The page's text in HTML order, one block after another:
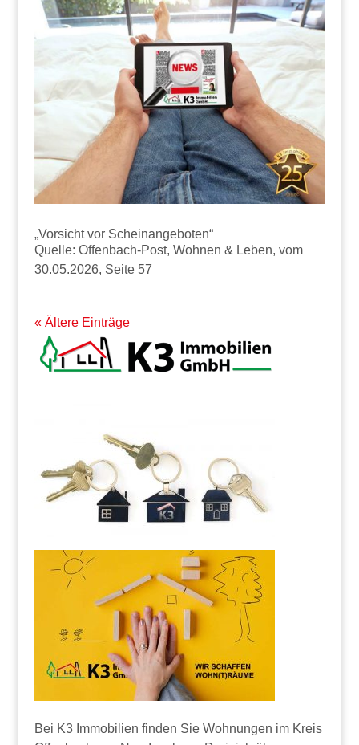
„Vorsicht vor Scheinangeboten“
Quelle: Offenbach-Post, Wohnen & Leben, vom
30.05.2026, Seite 57
« Ältere Einträge
Bei K3 Immobilien finden Sie Wohnungen im Kreis